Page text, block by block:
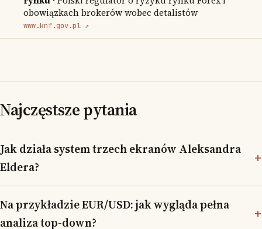
obowiązkach brokerów wobec detalistów
www.knf.gov.pl ↗
Najczęstsze pytania
Jak działa system trzech ekranów Aleksandra
Eldera?
Na przykładzie EUR/USD: jak wygląda pełna
analiza top-down?